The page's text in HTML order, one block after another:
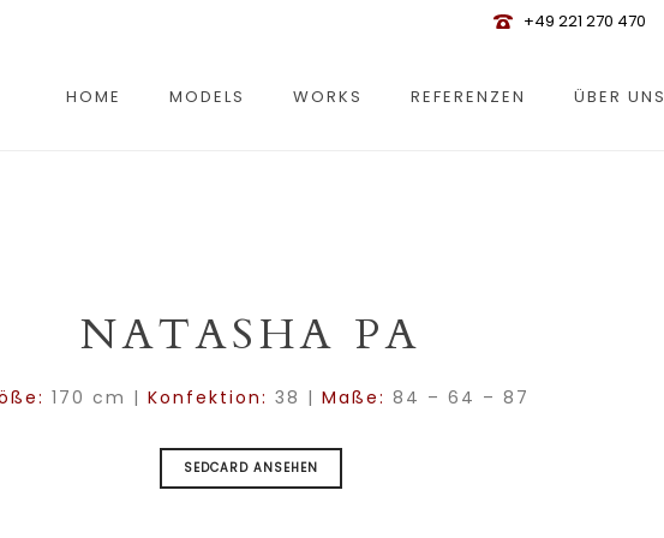
+49 221 270 470
HOME MODELS WORKS REFERENZEN ÜBER UNS
NATASHA PA
170 cm | Konfektion: 38 | Maße: 84 – 64 – 87
SEDCARD ANSEHEN